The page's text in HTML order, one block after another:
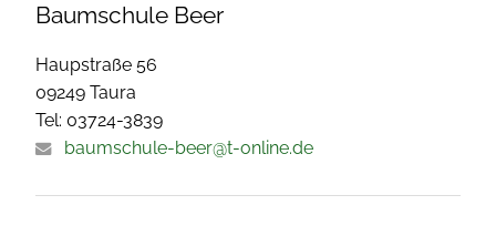
Baumschule Beer
Haupstraße 56
09249 Taura
Tel: 03724-3839
baumschule-beer@t-online.de